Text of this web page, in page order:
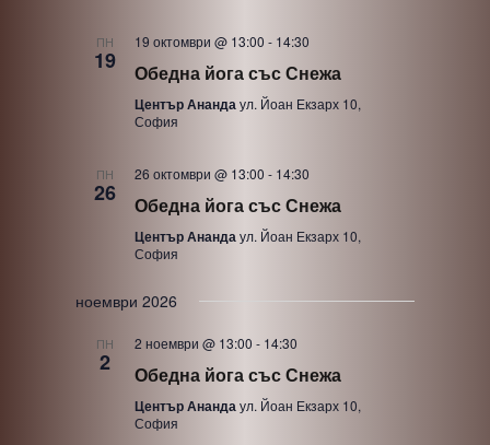
ПН
19
19 октомври @ 13:00 - 14:30
Обедна йога със Снежа
Център Анандаул. Йоан Екзарх 10,
София
ПН
26
26 октомври @ 13:00 - 14:30
Обедна йога със Снежа
Център Анандаул. Йоан Екзарх 10,
София
ноември 2026
ПН
2
2 ноември @ 13:00 - 14:30
Обедна йога със Снежа
Център Анандаул. Йоан Екзарх 10,
София